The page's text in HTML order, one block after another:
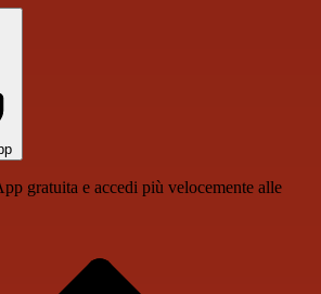
gratuita e accedi più velocemente alle